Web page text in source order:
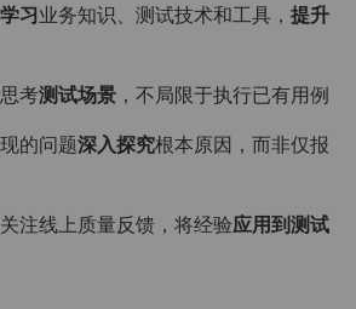
习业务知识、测试技术和工具， 提升
考测试场景 ，不局限于执行已有用例
的问题深入探究根本原因，而非仅报
关注线上质量反馈，将经验应用到测试